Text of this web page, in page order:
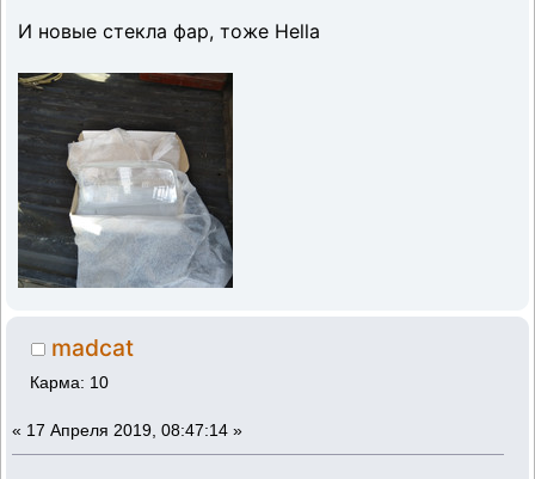
И новые стекла фар, тоже Hella
madcat
Карма: 10
« 17 Апреля 2019, 08:47:14 »